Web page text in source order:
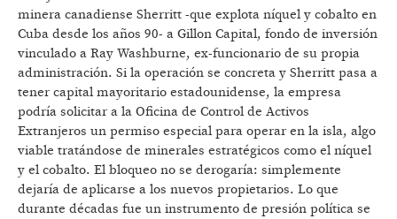
minera canadiense Sherritt -que explota níquel y cobalto en
Cuba desde los años 90- a Gillon Capital, fondo de inversión
vinculado a Ray Washburne, ex-funcionario de su propia
administración. Si la operación se concreta y Sherritt pasa a
tener capital mayoritario estadounidense, la empresa
podría solicitar a la Oficina de Control de Activos
Extranjeros un permiso especial para operar en la isla, algo
viable tratándose de minerales estratégicos como el níquel
y el cobalto. El bloqueo no se derogaría: simplemente
dejaría de aplicarse a los nuevos propietarios. Lo que
durante décadas fue un instrumento de presión política se